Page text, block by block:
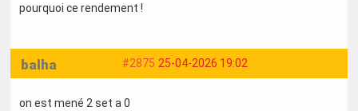
pourquoi ce rendement !
#2875 25-04-2026 19:02
balha
on est mené 2 set a 0